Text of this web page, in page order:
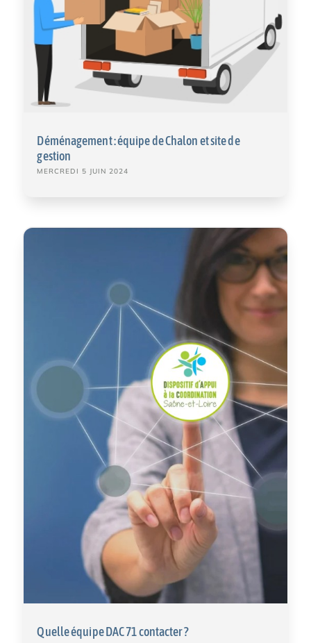
Déménagement : équipe de Chalon et site de
gestion
MERCREDI 5 JUIN 2024
Quelle équipe DAC 71 contacter ?